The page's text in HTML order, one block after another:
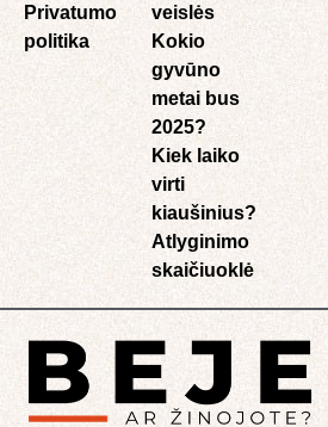
Privatumo
politika
veislės
Kokio
gyvūno
metai bus
2025?
Kiek laiko
virti
kiaušinius?
Atlyginimo
skaičiuoklė​